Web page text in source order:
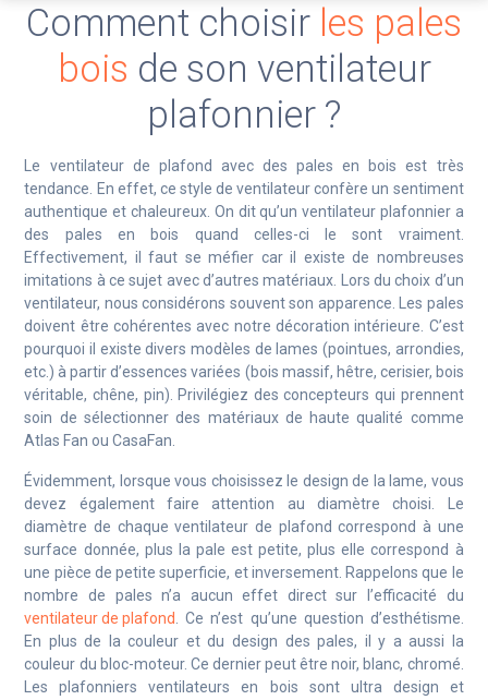
Comment choisir les pales
bois de son ventilateur
plafonnier ?
Le ventilateur de plafond avec des pales en bois est très
tendance. En effet, ce style de ventilateur confère un sentiment
authentique et chaleureux. On dit qu’un ventilateur plafonnier a
des pales en bois quand celles-ci le sont vraiment.
Effectivement, il faut se méfier car il existe de nombreuses
imitations à ce sujet avec d’autres matériaux. Lors du choix d’un
ventilateur, nous considérons souvent son apparence. Les pales
doivent être cohérentes avec notre décoration intérieure. C’est
pourquoi il existe divers modèles de lames (pointues, arrondies,
etc.) à partir d’essences variées (bois massif, hêtre, cerisier, bois
véritable, chêne, pin). Privilégiez des concepteurs qui prennent
soin de sélectionner des matériaux de haute qualité comme
Atlas Fan ou CasaFan.
Évidemment, lorsque vous choisissez le design de la lame, vous
devez également faire attention au diamètre choisi. Le
diamètre de chaque ventilateur de plafond correspond à une
surface donnée, plus la pale est petite, plus elle correspond à
une pièce de petite superficie, et inversement. Rappelons que le
nombre de pales n’a aucun effet direct sur l’efficacité du
ventilateur de plafond. Ce n’est qu’une question d’esthétisme.
En plus de la couleur et du design des pales, il y a aussi la
couleur du bloc-moteur. Ce dernier peut être noir, blanc, chromé.
Les plafonniers ventilateurs en bois sont ultra design et